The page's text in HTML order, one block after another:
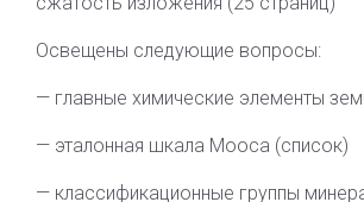
Освещены следующие вопросы:
— главные химические элементы
— эталонная шкала Мооса (список)
— классификационные группы